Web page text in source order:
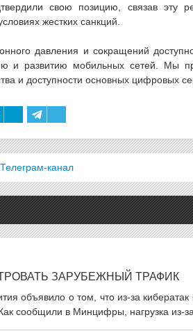
свою позицию, связав эту
жестких санкций.
давления и сокращений
и развитию мобильных сетей. Мы
и доступности основных цифровых
канал
ЗАРУБЕЖНЫЙ ТРАФИК
объявило о том, что из-за
сообщили в Минцифры, нагрузка из-за